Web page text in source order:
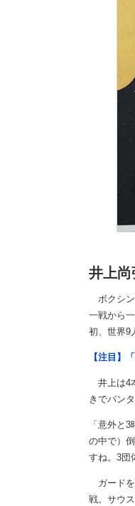
井上尚
ボクシン
一戦から
初、世界9
【注目】
井上は4
きでバン
「意外と
の中で）
すね。3団
ガードを
戦。サウ